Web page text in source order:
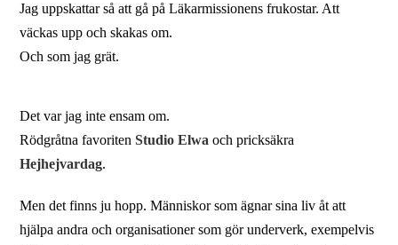
Jag uppskattar så att gå på Läkarmissionens frukostar. Att
väckas upp och skakas om.
Och som jag grät.
Det var jag inte ensam om.
Rödgråtna favoritenStudio Elwa och pricksäkra
Hejhejvardag.
Men det finns ju hopp. Människor som ägnar sina liv åt att
hjälpa andra och organisationer som gör underverk, exempelvis